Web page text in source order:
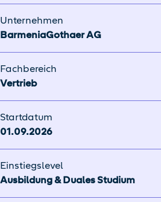
Unternehmen
BarmeniaGothaer AG
Fachbereich
Vertrieb
Startdatum
01.09.2026
Einstiegslevel
Ausbildung & Duales Studium